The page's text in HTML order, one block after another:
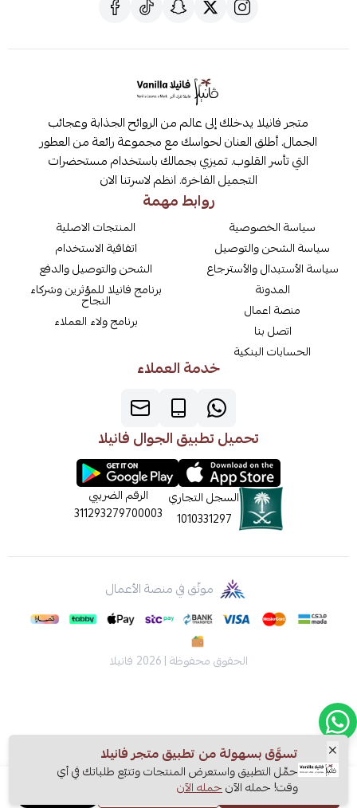
اشتري الآن
متجر فانيلا يدخلك إلى عالم من الروائح الجذابة وعجائب
الجمال. أطلق العنان لحواسك مع مجموعة رائعة من العطور
التي تأسر القلوب. تميزي بجمالك باستخدام مستحضرات
التجميل الفاخرة. انظم لاسرتنا الان
روابط مهمة
سياسة الخصوصية
سياسة الشحن والتوصيل
سياسة الأستبدال والأسترجاع
المدونة
منصة اعمال
اتصل بنا
الحسابات البنكية
المنتجات الاصلية
اتفاقية الاستخدام
الشحن والتوصيل والدفع
برنامج فانيلا للمؤثرين وشركاء
النجاح
برنامج ولاء العملاء
خدمة العملاء
تحميل تطبيق الجوال فانيلا
السجل التجاري
1010331297
الرقم الضريبي
311293279700003
موثّق في منصة الأعمال
الحقوق محفوظة | 2026 فانيلا
تسوَّق بسهولة من تطبيق متجر فانيلا
حمِّل التطبيق واستعرض المنتجات وتتبّع طلباتك في أي
وقت! حمله الآنحمله الآن